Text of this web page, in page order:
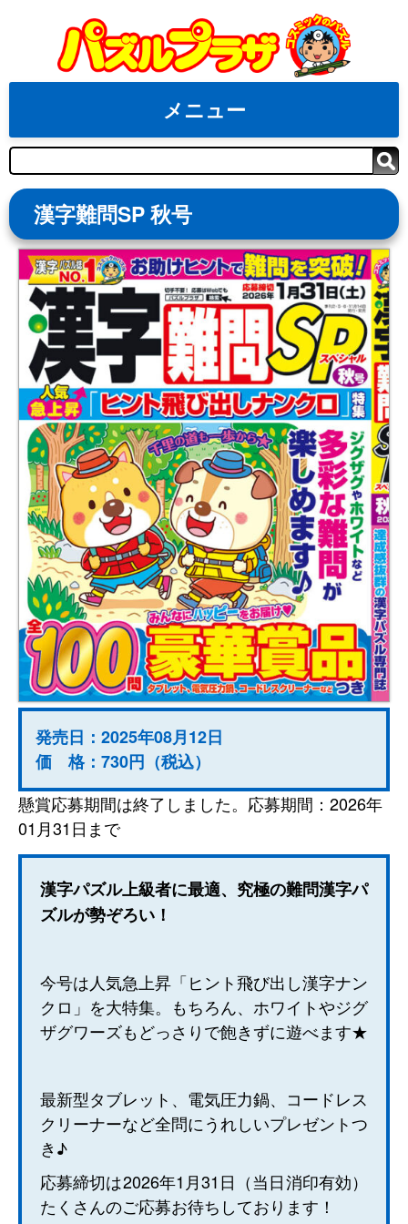
content
メニュー
検
索
漢字難問SP 秋号
発売日：2025年08月12日
価 格：730円（税込）
懸賞応募期間は終了しました。応募期間：2026年
01月31日まで
漢字パズル上級者に最適、究極の難問漢字パ
ズルが勢ぞろい！
今号は人気急上昇「ヒント飛び出し漢字ナン
クロ」を大特集。もちろん、ホワイトやジグ
ザグワーズもどっさりで飽きずに遊べます★
最新型タブレット、電気圧力鍋、コードレス
クリーナーなど全問にうれしいプレゼントつ
き♪
応募締切は2026年1月31日（当日消印有効）
たくさんのご応募お待ちしております！